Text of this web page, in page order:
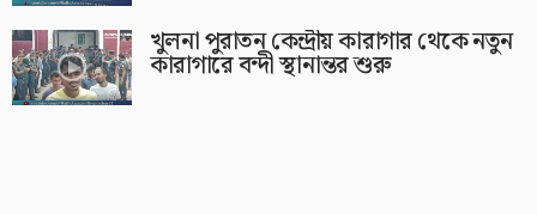
খুলনা পুরাতন কেন্দ্রীয় কারাগার থেকে নতুন
কারাগারে বন্দী স্থানান্তর শুরু